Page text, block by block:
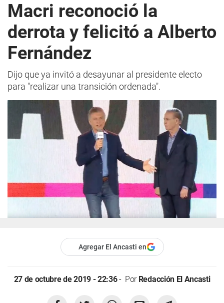
Macri reconoció la
derrota y felicitó a Alberto
Fernández
Dijo que ya invitó a desayunar al presidente electo
para "realizar una transición ordenada".
Agregar El Ancasti en
27 de octubre de 2019 - 22:36 Por Redacción El Ancasti